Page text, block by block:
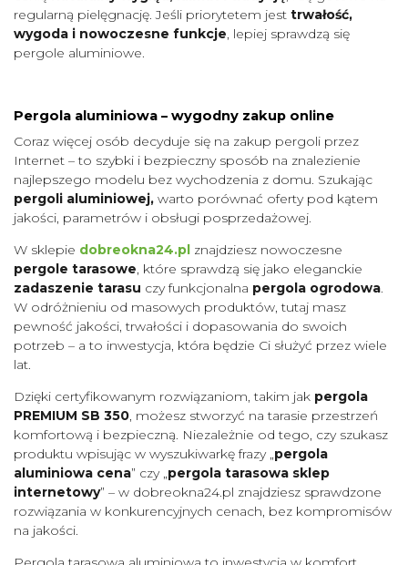
regularną pielęgnację. Jeśli priorytetem jest trwałość,
wygoda i nowoczesne funkcje, lepiej sprawdzą się
pergole aluminiowe.
Pergola aluminiowa – wygodny zakup online
Coraz więcej osób decyduje się na zakup pergoli przez
Internet – to szybki i bezpieczny sposób na znalezienie
najlepszego modelu bez wychodzenia z domu. Szukając
pergoli aluminiowej, warto porównać oferty pod kątem
jakości, parametrów i obsługi posprzedażowej.
W sklepie dobreokna24.pl znajdziesz nowoczesne
pergole tarasowe, które sprawdzą się jako eleganckie
zadaszenie tarasu czy funkcjonalna pergola ogrodowa.
W odróżnieniu od masowych produktów, tutaj masz
pewność jakości, trwałości i dopasowania do swoich
potrzeb – a to inwestycja, która będzie Ci służyć przez wiele
lat.
Dzięki certyfikowanym rozwiązaniom, takim jak pergola
PREMIUM SB 350, możesz stworzyć na tarasie przestrzeń
komfortową i bezpieczną. Niezależnie od tego, czy szukasz
produktu wpisując w wyszukiwarkę frazy „pergola
aluminiowa cena” czy „pergola tarasowa sklep
internetowy” – w dobreokna24.pl znajdziesz sprawdzone
rozwiązania w konkurencyjnych cenach, bez kompromisów
na jakości.